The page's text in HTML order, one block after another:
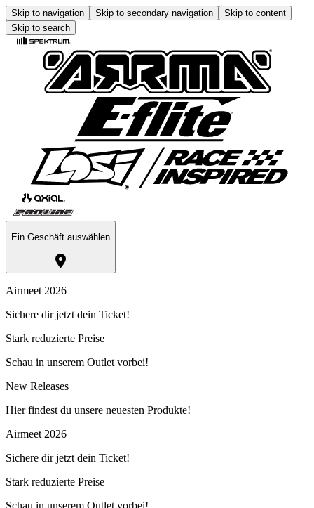
Skip to navigation Skip to secondary navigation
Skip to content
Skip to search
Ein Geschäft auswählen
Airmeet 2026
Sichere dir jetzt dein Ticket!
Stark reduzierte Preise
Schau in unserem Outlet vorbei!
New Releases
Hier findest du unsere neuesten Produkte!
Airmeet 2026
Sichere dir jetzt dein Ticket!
Stark reduzierte Preise
Schau in unserem Outlet vorbei!